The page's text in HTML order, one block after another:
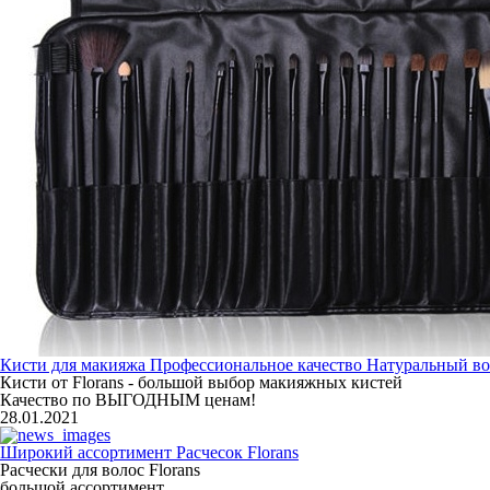
Кисти для макияжа Профессиональное качество Натуральный
Кисти от Florans - большой выбор макияжных кистей
Качество по ВЫГОДНЫМ ценам!
28.01.2021
Широкий ассортимент Расчесок Florans
Расчески для волос Florans